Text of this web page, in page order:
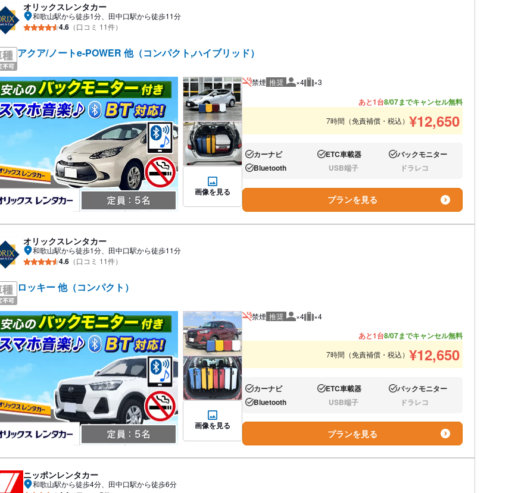
オリックスレンタカー
和歌山駅から徒歩1分、田中口駅から徒歩11分
4.6 （口コミ 11件）
アクア/ノートe-POWER 他（コンパクト,ハイブリッド）
画像を見る
禁煙 推奨 推奨人数
×4 推奨荷物
×3
あと1台8/07までキャンセル無料
7時間（免責補償・税込） ¥12,650
あり:カーナビ あり:ETC車載器 あり:バックモニター
あり:Bluetooth なし:USB端子 なし:ドラレコ
プランを見る
オリックスレンタカー
和歌山駅から徒歩1分、田中口駅から徒歩11分
4.6 （口コミ 11件）
ロッキー 他（コンパクト）
画像を見る
禁煙 推奨 推奨人数
×4 推奨荷物
×4
あと1台8/07までキャンセル無料
7時間（免責補償・税込） ¥12,650
あり:カーナビ あり:ETC車載器 あり:バックモニター
あり:Bluetooth なし:USB端子 なし:ドラレコ
プランを見る
ニッポンレンタカー
和歌山駅から徒歩4分、田中口駅から徒歩6分